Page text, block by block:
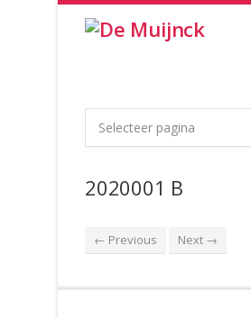
2020001 B
← Previous Next →